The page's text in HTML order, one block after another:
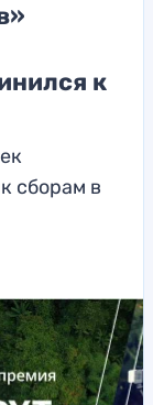
к
сборам в